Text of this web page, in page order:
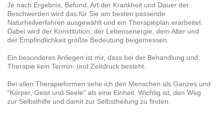
Je nach Ergebnis, Befund, Art der Krankheit und Dauer der
Beschwerden wird das für Sie am besten passende
Naturheilverfahren ausgewählt und ein Therapieplan erarbeitet.
Dabei wird der Konstitution, der Lebensenergie, dem Alter und
der Empfindlichkeit größte Bedeutung beigemessen.
Ein besonderes Anliegen ist mir, dass bei der Behandlung und
Therapie kein Termin- und Zeitdruck besteht.
Bei allen Therapieformen sehe ich den Menschen als Ganzes und
"Körper, Geist und Seele" als eine Einheit. Wichtig ist, den Weg
zur Selbsthilfe und damit zur Selbstheilung zu finden.